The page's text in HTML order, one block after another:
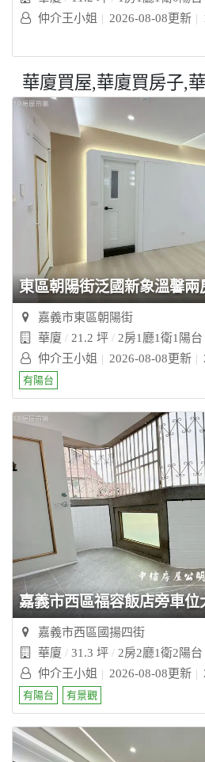
仲介王小姐
2026-08-08更新
華廈買屋,華廈買房子,
東區朝陽街泛國新象溫馨兩
嘉義市東區朝陽街
華廈
21.2 坪 2房1廳1衛1陽台
仲介王小姐
2026-08-08更新
有陽台
嘉義市西區福容飯店旁車位
嘉義市西區國揚四街
華廈
31.3 坪 2房2廳1衛2陽台
仲介王小姐
2026-08-08更新
有陽台 有景觀